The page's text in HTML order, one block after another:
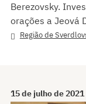
Berezovsky.
orações a Jeová
Região de
15 de julho de 2021